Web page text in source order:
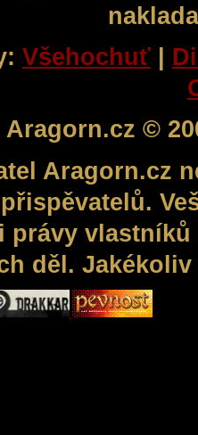
Všehochuť |
Aragorn.cz ©
Aragorn.cz
právy
děl.